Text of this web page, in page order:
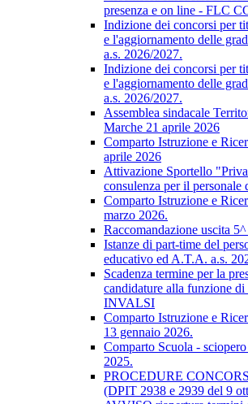
presenza e on line - FLC
Indizione dei concorsi per
e l'aggiornamento delle
a.s. 2026/2027.
Indizione dei concorsi per
e l'aggiornamento delle
a.s. 2026/2027.
Assemblea sindacale
Marche 21 aprile 2026
Comparto Istruzione e
aprile 2026
Attivazione Sportello
consulenza per il personale
Comparto Istruzione e
marzo 2026.
Raccomandazione uscita
Istanze di part-time del
educativo ed A.T.A. a.s.
Scadenza termine per la
candidature alla funzione di
INVALSI
Comparto Istruzione e
13 gennaio 2026.
Comparto Scuola -
2025.
PROCEDURE
(DPIT 2938 e 2939 del 9